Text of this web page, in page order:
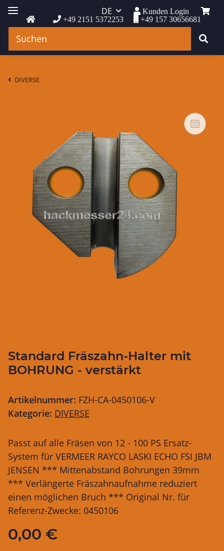
+49 2151 5372253 +49 157 30656681
DE Kunden Login
DIVERSE
Standard Fräszahn-Halter mit
BOHRUNG - verstärkt
Artikelnummer: FZH-CA-0450106-V
Kategorie: DIVERSE
Passt auf alle Fräsen von 12 - 100 PS Ersatz-
System für VERMEER RAYCO LASKI ECHO FSI JBM
JENSEN *** Mittenabstand Bohrungen 39mm
*** Verlängerte Fräszahnaufnahme reduziert
einen möglichen Bruch *** Original Nr. für
Referenz-Zwecke: 0450106
0,00 €